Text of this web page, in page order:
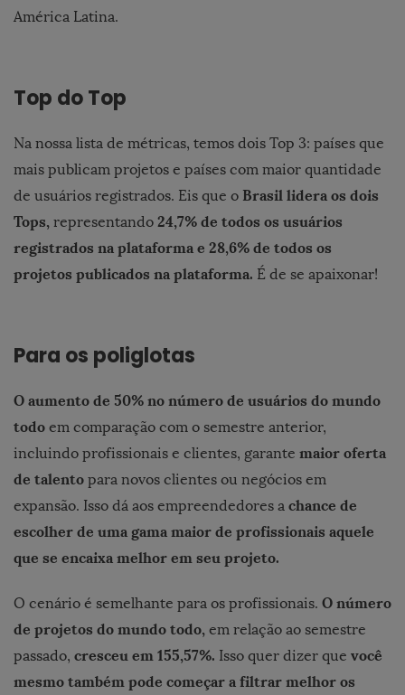
América Latina.
Top do Top
Na nossa lista de métricas, temos dois Top 3: países que
mais publicam projetos e países com maior quantidade
de usuários registrados. Eis que o Brasil lidera os dois
Tops, representando 24,7% de todos os usuários
registrados na plataforma e 28,6% de todos os
projetos publicados na plataforma. É de se apaixonar!
Para os poliglotas
O aumento de 50% no número de usuários do mundo
todo em comparação com o semestre anterior,
incluindo profissionais e clientes, garante maior oferta
de talento para novos clientes ou negócios em
expansão. Isso dá aos empreendedores a chance de
escolher de uma gama maior de profissionais aquele
que se encaixa melhor em seu projeto.
O cenário é semelhante para os profissionais. O número
de projetos do mundo todo, em relação ao semestre
passado, cresceu em 155,57%. Isso quer dizer que você
mesmo também pode começar a filtrar melhor os